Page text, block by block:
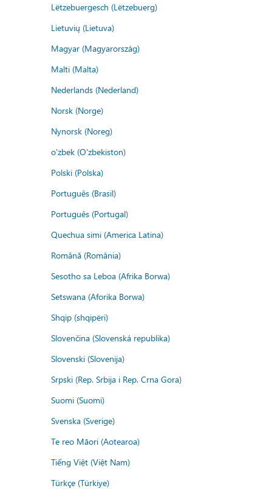
Lëtzebuergesch (Lëtzebuerg)
Lietuvių (Lietuva)
Magyar (Magyarország)
Malti (Malta)
Nederlands (Nederland)
Norsk (Norge)
Nynorsk (Noreg)
o'zbek (O'zbekiston)
Polski (Polska)
Português (Brasil)
Português (Portugal)
Quechua simi (America Latina)
Română (România)
Sesotho sa Leboa (Afrika Borwa)
Setswana (Aforika Borwa)
Shqip (shqipëri)
Slovenčina (Slovenská republika)
Slovenski (Slovenija)
Srpski (Rep. Srbija i Rep. Crna Gora)
Suomi (Suomi)
Svenska (Sverige)
Te reo Māori (Aotearoa)
Tiếng Việt (Việt Nam)
Türkçe (Türkiye)